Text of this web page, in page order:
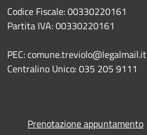
Codice Fiscale: 00330220161
Partita IVA: 00330220161
PEC: comune.treviolo@legalmail.it
Centralino Unico:035 205 9111
Prenotazione appuntamento